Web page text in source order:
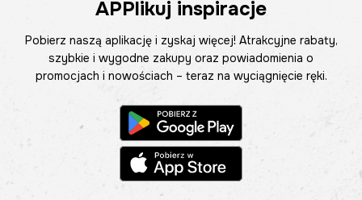
APPlikuj inspiracje
Pobierz naszą aplikację i zyskaj więcej! Atrakcyjne rabaty,
szybkie i wygodne zakupy oraz powiadomienia o
promocjach i nowościach – teraz na wyciągnięcie ręki.